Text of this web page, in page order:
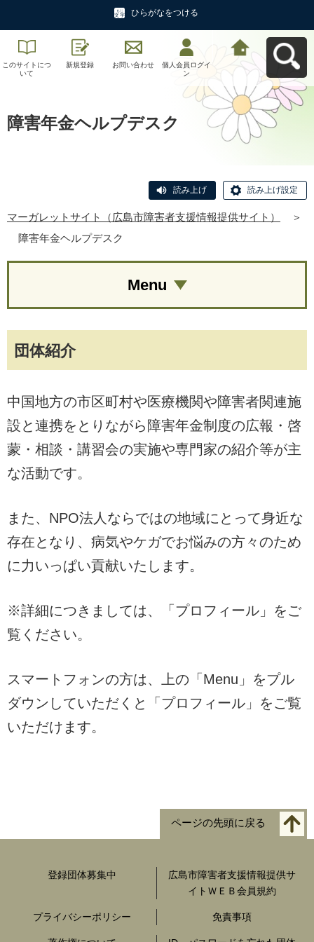
ひらがなをつける
このサイトにつ
いて
新規登録 お問い合わせ
個人会員ログイ
ン
マーガレットサ
イト（広島市障
害者支援情報提
供サイト）へ戻
る
障害年金ヘルプデスク
読み上げ 読み上げ設定
マーガレットサイト（広島市障害者支援情報提供サイト）
＞
障害年金ヘルプデスク
団体紹介
中国地方の市区町村や医療機関や障害者関連施
設と連携をとりながら障害年金制度の広報・啓
蒙・相談・講習会の実施や専門家の紹介等が主
な活動です。
また、NPO法人ならではの地域にとって身近な
存在となり、病気やケガでお悩みの方々のため
に力いっぱい貢献いたします。
※詳細につきましては、「プロフィール」をご
覧ください。
スマートフォンの方は、上の「Menu」をプル
ダウンしていただくと「プロフィール」をご覧
いただけます。
Menu
ページの先頭に戻る
登録団体募集中
広島市障害者支援情報提供サ
イトＷＥＢ会員規約
プライバシーポリシー 免責事項